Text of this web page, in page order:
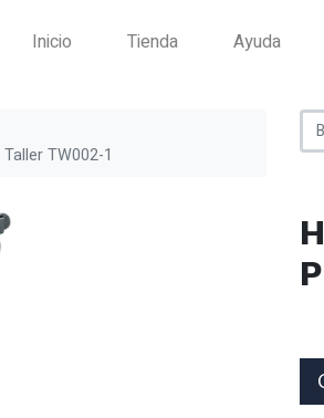
Inicio Tienda Ayuda
TW002-1